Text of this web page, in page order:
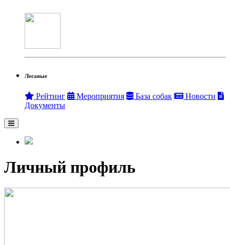
Легавые
Рейтинг Мероприятия База собак
Новости
Документы
Личный профиль